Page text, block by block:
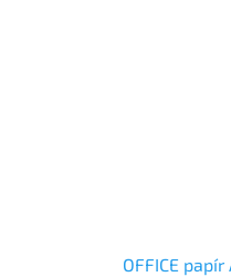
OFFICE